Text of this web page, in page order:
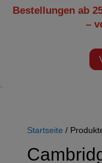
Bestellungen ab
–
Startseite /